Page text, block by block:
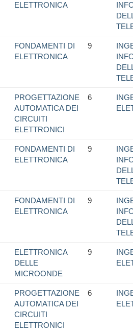
ELETTRONICA
FONDAMENTI DI
ELETTRONICA
9
PROGETTAZIONE
AUTOMATICA DEI
CIRCUITI
ELETTRONICI
6
FONDAMENTI DI
ELETTRONICA
9
FONDAMENTI DI
ELETTRONICA
9
ELETTRONICA
DELLE
MICROONDE
9
PROGETTAZIONE
AUTOMATICA DEI
CIRCUITI
ELETTRONICI
6